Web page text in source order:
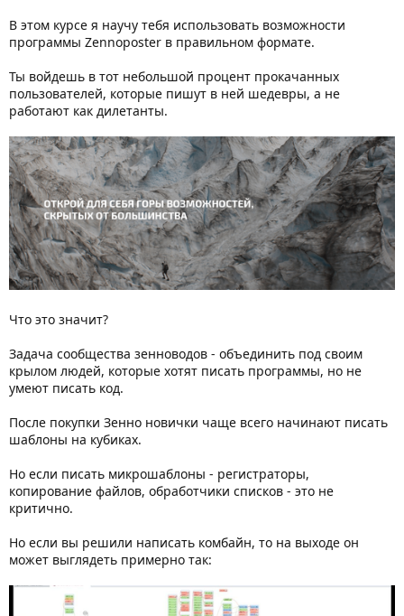
В этом курсе я научу тебя использовать возможности
программы Zennoposter в правильном формате.
Ты войдешь в тот небольшой процент прокачанных
пользователей, которые пишут в ней шедевры, а не
работают как дилетанты.
Что это значит?
Задача сообщества зенноводов - объединить под своим
крылом людей, которые хотят писать программы, но не
умеют писать код.
После покупки Зенно новички чаще всего начинают писать
шаблоны на кубиках.
Но если писать микрошаблоны - регистраторы,
копирование файлов, обработчики списков - это не
критично.
Но если вы решили написать комбайн, то на выходе он
может выглядеть примерно так: